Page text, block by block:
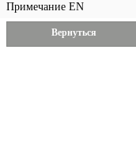
Примечание EN
Вернуться